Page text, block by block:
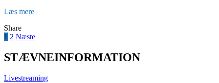
Læs mere
Share
Indlægsinddeling
1 2 Næste
STÆVNEINFORMATION
Livestreaming